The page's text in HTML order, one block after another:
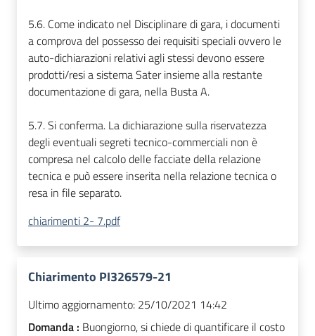
5.6. Come indicato nel Disciplinare di gara, i documenti
a comprova del possesso dei requisiti speciali ovvero le
auto-dichiarazioni relativi agli stessi devono essere
prodotti/resi a sistema Sater insieme alla restante
documentazione di gara, nella Busta A.
5.7. Si conferma. La dichiarazione sulla riservatezza
degli eventuali segreti tecnico-commerciali non è
compresa nel calcolo delle facciate della relazione
tecnica e può essere inserita nella relazione tecnica o
resa in file separato.
chiarimenti 2- 7.pdf
Chiarimento PI326579-21
Ultimo aggiornamento: 25/10/2021 14:42
Domanda : Buongiorno, si chiede di quantificare il costo